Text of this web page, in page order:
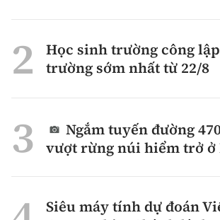
Học sinh trường công
trường sớm nhất từ 22/8
Ngắm tuyến đường
vượt rừng núi hiểm trở ở
Siêu máy tính dự đoán